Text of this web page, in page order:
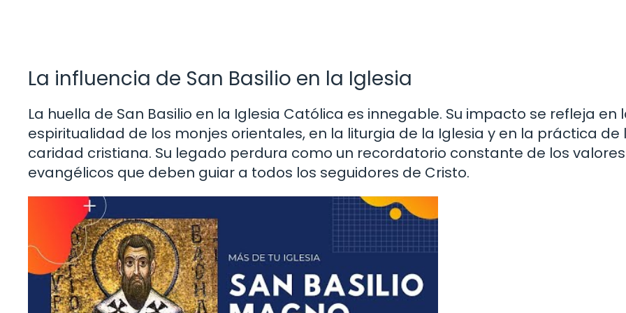
La influencia de San Basilio en la Iglesia
La huella de San Basilio en la Iglesia Católica es innegable. Su impacto se refleja en
espiritualidad de los monjes orientales, en la liturgia de la Iglesia y en la práctica de
caridad cristiana. Su legado perdura como un recordatorio constante de los valores
evangélicos que deben guiar a todos los seguidores de Cristo.